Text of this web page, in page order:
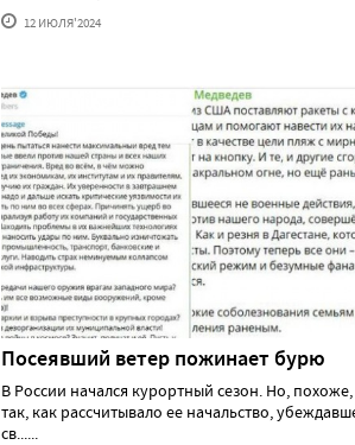
12 ИЮЛЯ'2024
Посеявший ветер пожинает бурю
В России начался курортный сезон. Но,
так, как рассчитывало ее начальство,
св......